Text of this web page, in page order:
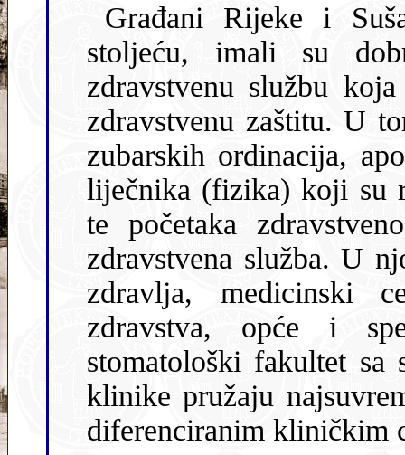
Građani Rijeke i Sušaka,
stoljeću, imali su
zdravstvenu službu
zdravstvenu zaštitu. U tom periodu, od privatnih liječničkih i
zubarskih ordinacija, apoteka i pojedinih
liječnika (fizika) koji su rješavali javno-
te početaka zdravstvenog
zdravstvena služba. U
zdravlja, medicinski
zdravstva, opće i specijalne bolnice, a medicinski i
stomatološki fakultet sa svojim
klinike pružaju
diferenciranim kliničkim